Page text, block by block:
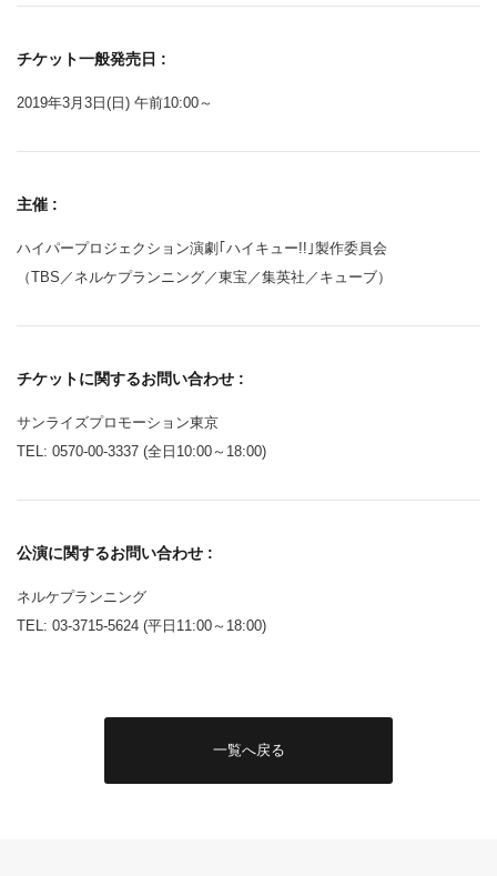
チケット一般発売日 :
2019年3月3日(日) 午前10:00～
主催 :
ハイパープロジェクション演劇｢ハイキュー!!｣製作委員会
（TBS／ネルケプランニング／東宝／集英社／キューブ）
チケットに関するお問い合わせ :
サンライズプロモーション東京
TEL: 0570-00-3337 (全日10:00～18:00)
公演に関するお問い合わせ :
ネルケプランニング
TEL: 03-3715-5624 (平日11:00～18:00)
一覧へ戻る